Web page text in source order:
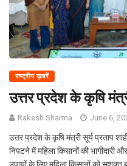
राष्ट्रीय ख़बरें
उत्तर प्रदेश के कृषि
Rakesh Sharma June 6,
उत्तर प्रदेश के कृषि मंत्री सूर्य प्रताप
निपटने में महिला किसानों की